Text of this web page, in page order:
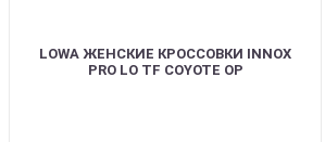
LOWA ЖЕНСКИЕ КРОССОВКИ INNOX
PRO LO TF COYOTE OP